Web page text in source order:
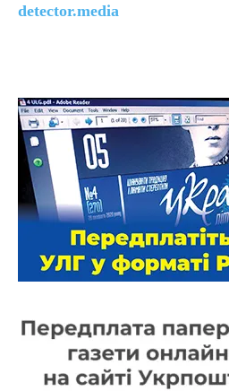
detector.media